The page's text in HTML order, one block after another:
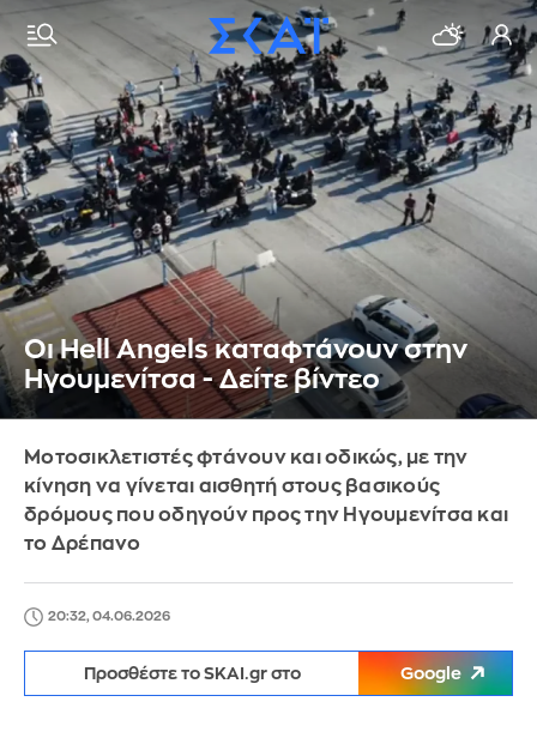
Οι Hell Angels καταφτάνουν στην
Ηγουμενίτσα - Δείτε βίντεο
Μοτοσικλετιστές φτάνουν και οδικώς, με την
κίνηση να γίνεται αισθητή στους βασικούς
δρόμους που οδηγούν προς την Ηγουμενίτσα και
το Δρέπανο
20:32, 04.06.2026
Προσθέστε το SKAI.gr στο Google